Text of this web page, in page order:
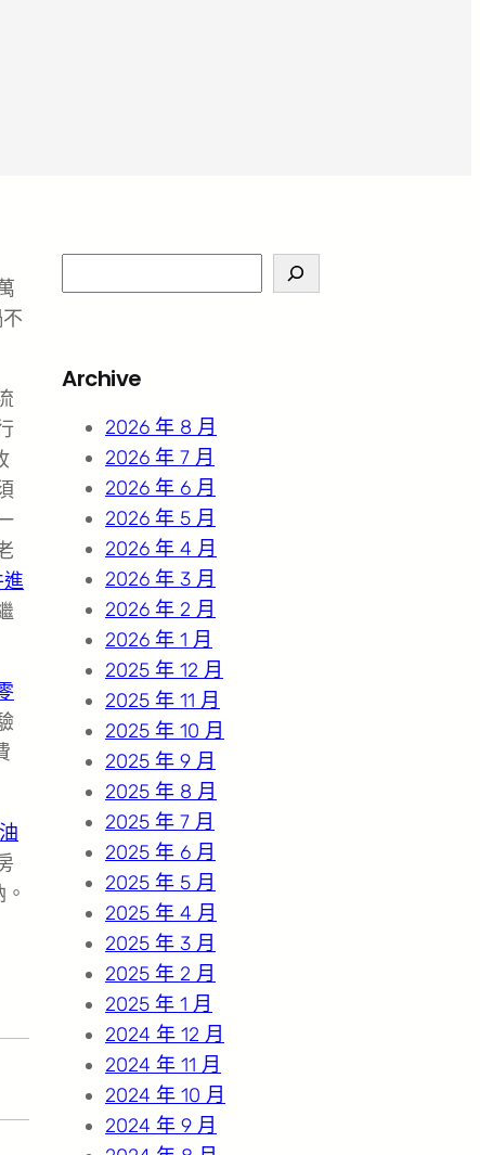
進
e
c
Archive
2026 年 8 月
2026 年 7 月
2026 年 6 月
2026 年 5 月
2026 年 4 月
2026 年 3 月
2026 年 2 月
2026 年 1 月
2025 年 12 月
2025 年 11 月
2025 年 10 月
2025 年 9 月
2025 年 8 月
2025 年 7 月
2025 年 6 月
2025 年 5 月
2025 年 4 月
2025 年 3 月
2025 年 2 月
2025 年 1 月
2024 年 12 月
2024 年 11 月
2024 年 10 月
2024 年 9 月